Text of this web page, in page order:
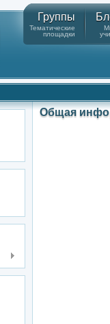
Группы
Тематические
площадки
Общая